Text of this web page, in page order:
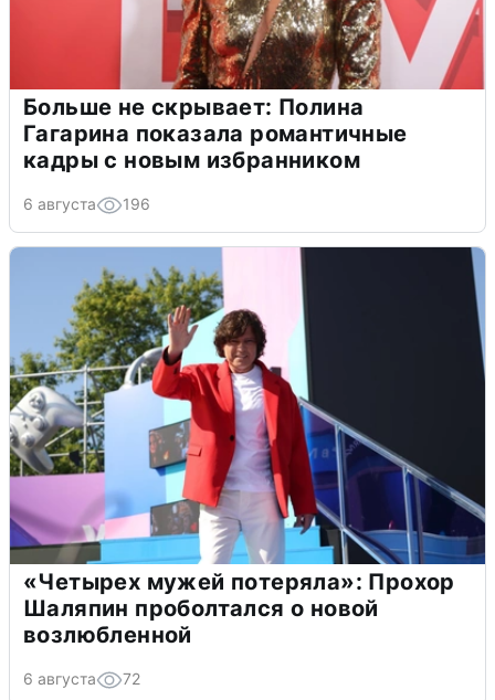
Больше не скрывает: Полина
Гагарина показала романтичные
кадры с новым избранником
6 августа 196
«Четырех мужей потеряла»: Прохор
Шаляпин проболтался о новой
возлюбленной
6 августа 72